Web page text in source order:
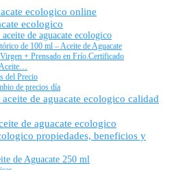
ecologico online
ecologico
de aguacate ecologico
de 100 ml – Aceite de Aguacate
+ Prensado en Frío.Certificado
del Precio
de precios día
de aguacate ecologico calidad
de aguacate ecologico
propiedades, beneficios y
de Aguacate 250 ml